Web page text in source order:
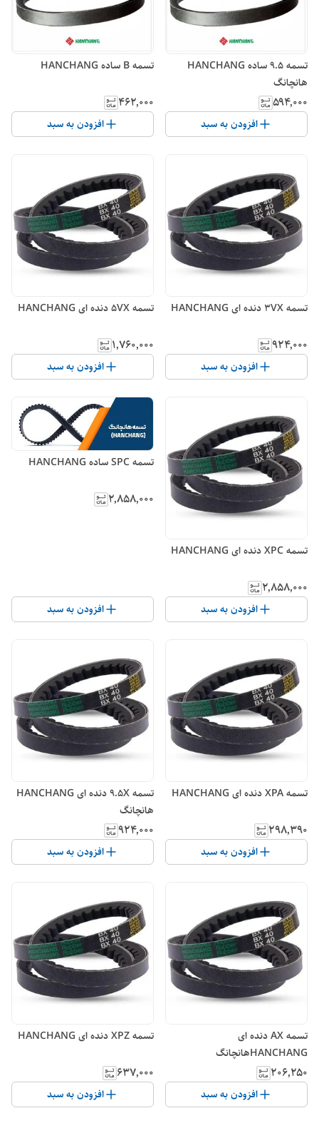
تسمه 9.5 ساده HANCHANG
هانچانگ
۵۹۴٬۰۰۰
افزودن به سبد
تسمه B ساده HANCHANG
۴۶۲٬۰۰۰
افزودن به سبد
تسمه 3VX دنده ای HANCHANG
۹۲۴٬۰۰۰
افزودن به سبد
تسمه 5VX دنده ای HANCHANG
۱٬۷۶۰٬۰۰۰
افزودن به سبد
تسمه XPC دنده ای HANCHANG
۲٬۸۵۸٬۰۰۰
افزودن به سبد
تسمه SPC ساده HANCHANG
۲٬۸۵۸٬۰۰۰
افزودن به سبد
تسمه XPA دنده ای HANCHANG
۲۹۸٬۳۹۰
افزودن به سبد
تسمه 9.5X دنده ای HANCHANG
هانچانگ
۹۲۴٬۰۰۰
افزودن به سبد
تسمه AX دنده ای
HANCHANGهانچانگ
۲۰۶٬۲۵۰
افزودن به سبد
تسمه XPZ دنده ای HANCHANG
۶۳۷٬۰۰۰
افزودن به سبد